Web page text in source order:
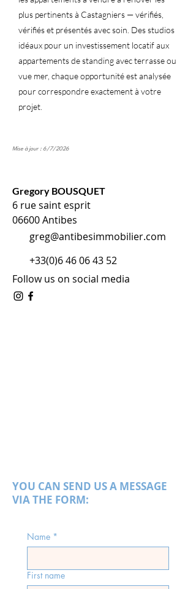
plus pertinents à Castagniers — vérifiés,
vérifiés et présentés avec soin. Des studios
idéaux pour un investissement locatif aux
appartements de standing avec terrasse ou
vue mer, chaque opportunité est analysée
pour correspondre exactement à votre
projet.
Mise à jour : 6/7/2026
Gregory BOUSQUET
6 rue saint esprit
06600 Antibes
greg@antibesimmobilier.com
+33(0)6 46 06 43 52
Follow us on social media
YOU CAN SEND US A MESSAGE
VIA THE FORM:
Name *
First name